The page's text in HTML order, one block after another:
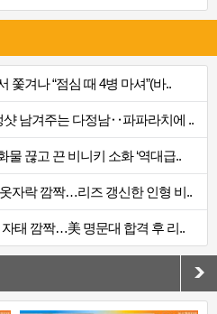
쫓겨나 “점심 때 4병 마셔”(바..
샷 남겨주는 다정남‥파파라치에 ..
끊고 끈 비니키 소화 ‘역대급..
자락 깜짝…리즈 갱신한 인형 비..
태 깜짝…美 명문대 합격 후 리..